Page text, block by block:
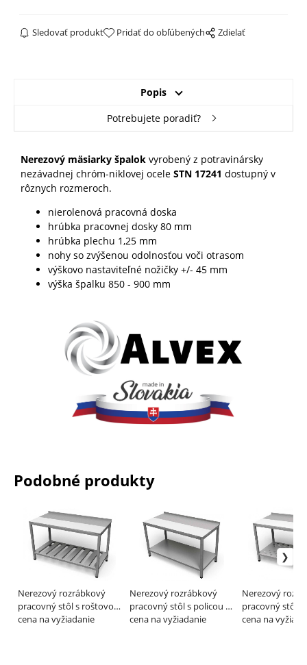
Sledovať produkt Pridať do obľúbených Zdielať
Popis
Potrebujete poradiť?
Nerezový mäsiarky špalokvyrobený z potravinársky
nezávadnej chróm-niklovej ocele STN 17241 dostupný v
rôznych rozmeroch.
nierolenová pracovná doska
hrúbka pracovnej dosky 80 mm
hrúbka plechu 1,25 mm
nohy so zvýšenou odolnosťou voči otrasom
výškovo nastaviteľné nožičky +/- 45 mm
výška špalku 850 - 900 mm
Podobné produkty
Nerezový rozrábkový
pracovný stôl s roštovou
policou - ALVEX
cena na vyžiadanie
Nerezový rozrábkový
pracovný stôl s policou -
ALVEX
cena na vyžiadanie
Nerezový
pracovný stôl s
dierovanou
cena na